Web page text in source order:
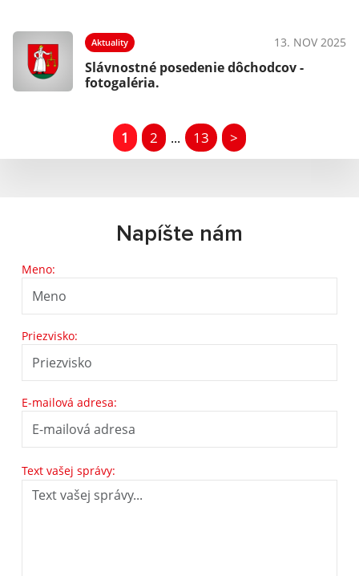
Aktuality 13. NOV 2025
Slávnostné posedenie dôchodcov -
fotogaléria.
1 2 ... 13 >
Napíšte nám
Meno:
Priezvisko:
E-mailová adresa:
Text vašej správy: